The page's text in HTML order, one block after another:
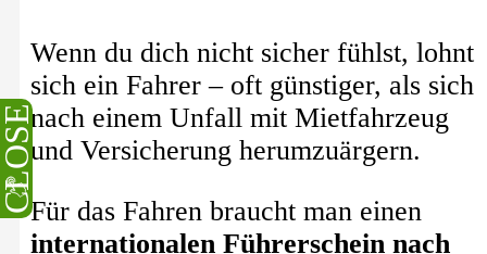
Wenn du dich nicht sicher fühlst, lohnt
sich ein Fahrer – oft günstiger, als sich
nach einem Unfall mit Mietfahrzeug
und Versicherung herumzuärgern.
Für das Fahren braucht man einen
internationalen Führerschein nach